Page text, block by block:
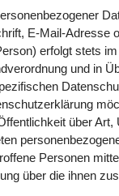
E-Mail-Adresse
erfolgt stets
und in
über
Personen
über die ihnen